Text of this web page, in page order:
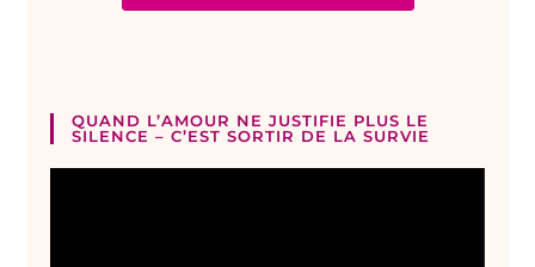
QUAND L’AMOUR NE JUSTIFIE PLUS LE
SILENCE – C’EST SORTIR DE LA SURVIE